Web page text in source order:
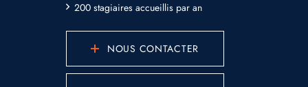
200 stagiaires accueillis par an
NOUS CONTACTER